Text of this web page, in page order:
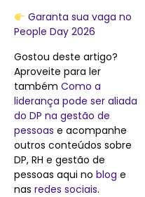
Garanta sua vaga no
People Day 2026
Gostou deste artigo?
Aproveite para ler
também Como a
liderança pode ser aliada
do DP na gestão de
pessoas e acompanhe
outros conteúdos sobre
DP, RH e gestão de
pessoas aqui no blog e
nas redes sociais.